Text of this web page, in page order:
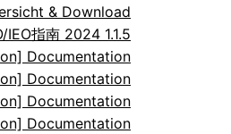
& Download
指南 2024 1.1.5
Documentation
Documentation
Documentation
Documentation